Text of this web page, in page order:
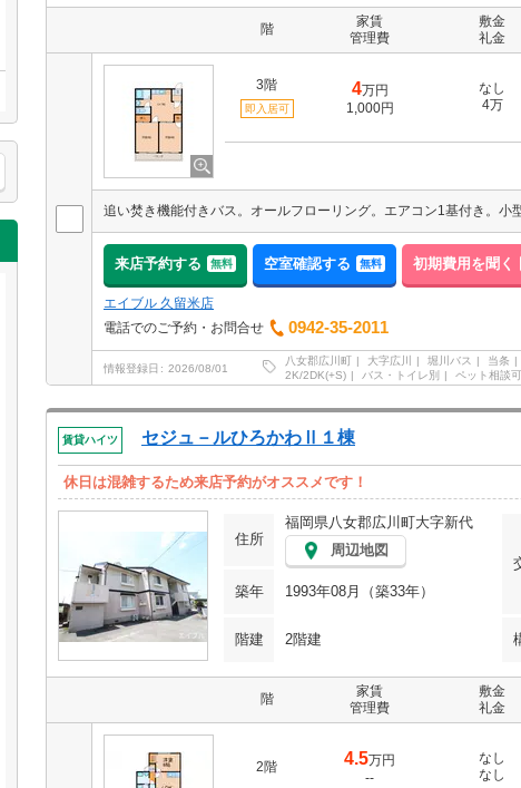
階
家賃
管理費
敷金
礼金
3階
即入居可
4万円
1,000円
なし
4万
来店予約する 無料 空室確認する 無料 初期費用を聞く
エイブル 久留米店
電話でのご予約・お問合せ
0942-35-2011
情報登録日 2026/08/01
八女郡広川町 大字広川 堀川バス 当条
2K/2DK(+S)
バス・トイレ別 ペット相談可
賃貸ハイツ セジュ－ルひろかわⅡ１棟
休日は混雑するため来店予約がオススメです！
住所
福岡県八女郡広川町大字新代
周辺地図
築年 1993年08月（築33年）
階建 2階建
階
家賃
管理費
敷金
礼金
2階 4.5万円
--
なし
なし